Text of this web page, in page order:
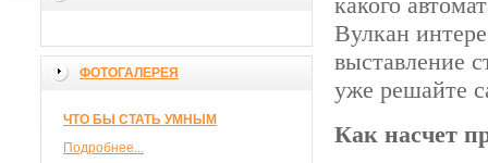
ФОТОГАЛЕРЕЯ
ЧТО БЫ СТАТЬ УМНЫМ
Подробнее...
Вулкан
выставление
уже решайте
Как насчет